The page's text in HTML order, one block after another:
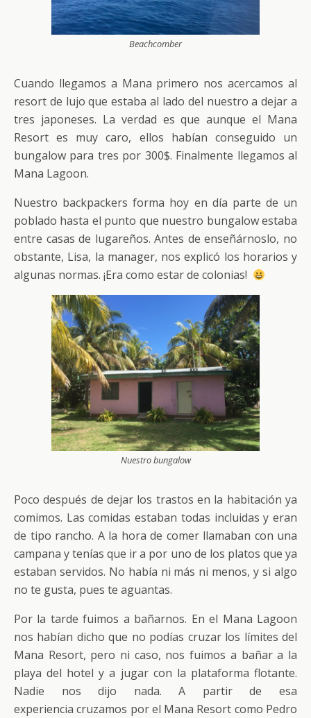
Beachcomber
Cuando llegamos a Mana primero nos acercamos al
resort de lujo que estaba al lado del nuestro a dejar a
tres japoneses. La verdad es que aunque el Mana
Resort es muy caro, ellos habían conseguido un
bungalow para tres por 300$. Finalmente llegamos al
Mana Lagoon.
Nuestro backpackers forma hoy en día parte de un
poblado hasta el punto que nuestro bungalow estaba
entre casas de lugareños. Antes de enseñárnoslo, no
obstante, Lisa, la manager, nos explicó los horarios y
algunas normas. ¡Era como estar de colonias!
Nuestro bungalow
Poco después de dejar los trastos en la habitación ya
comimos. Las comidas estaban todas incluidas y eran
de tipo rancho. A la hora de comer llamaban con una
campana y tenías que ir a por uno de los platos que ya
estaban servidos. No había ni más ni menos, y si algo
no te gusta, pues te aguantas.
Por la tarde fuimos a bañarnos. En el Mana Lagoon
nos habían dicho que no podías cruzar los límites del
Mana Resort, pero ni caso, nos fuimos a bañar a la
playa del hotel y a jugar con la plataforma flotante.
Nadie nos dijo nada. A partir de esa
experiencia cruzamos por el Mana Resort como Pedro